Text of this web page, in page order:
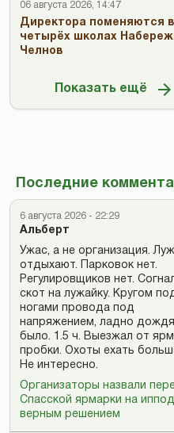
06 августа 2026, 14:47
Директора поменяются в
четырёх школах
Челнов
Показать ещё
Последние
6 августа 2026 - 22:29
Альберт
Ужас, а не организация.
отдыхают. Парковок нет.
Регулировщиков нет.
скот на лужайку. Кругом
ногами провода под
напряжением, ладно
было. 1.5 ч. Выезжал от
пробки. Охоты ехать
Не интересно.
Организаторы назвали
Спасской ярмарки на
верным решением